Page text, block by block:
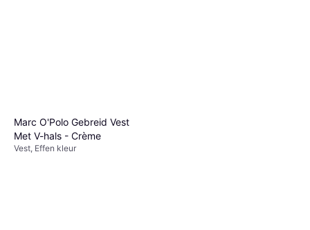
Marc O'Polo Gebreid Vest
Met V-hals - Crème
Vest, Effen kleur